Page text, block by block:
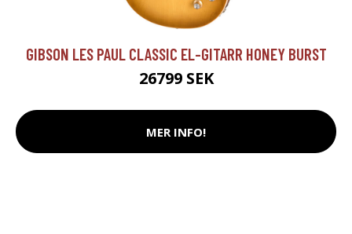
GIBSON LES PAUL CLASSIC EL-GITARR HONEY BURST
26799 SEK
MER INFO!